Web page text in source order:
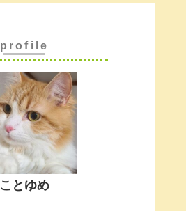
profile
ことゆめ